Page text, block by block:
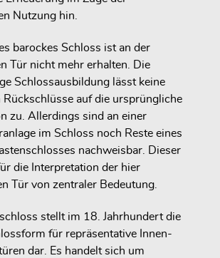
Nutzung hin.
barockes Schloss ist an der
Tür nicht mehr erhalten. Die
Schlossausbildung lässt keine
Rückschlüsse auf die ursprüngliche
zu. Allerdings sind an einer
im Schloss noch Reste eines
nachweisbar. Dieser
die Interpretation der hier
Tür von zentraler Bedeutung.
stellt im 18. Jahrhundert die
für repräsentative Innen-
dar. Es handelt sich um